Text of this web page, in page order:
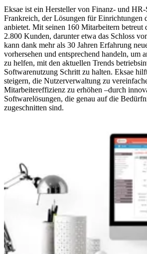
Eksae ist ein Hersteller von Finanz- und HR-
Frankreich, der Lösungen für Einrichtungen
anbietet. Mit seinen 160 Mitarbeitern betreut
2.800 Kunden, darunter etwa das Schloss
kann dank mehr als 30 Jahren Erfahrung
vorhersehen und entsprechend handeln, um
zu helfen, mit den aktuellen Trends
Softwarenutzung Schritt zu halten. Eksae
steigern, die Nutzerverwaltung zu
Mitarbeitereffizienz zu erhöhen –durch
Softwarelösungen, die genau auf die
zugeschnitten sind.